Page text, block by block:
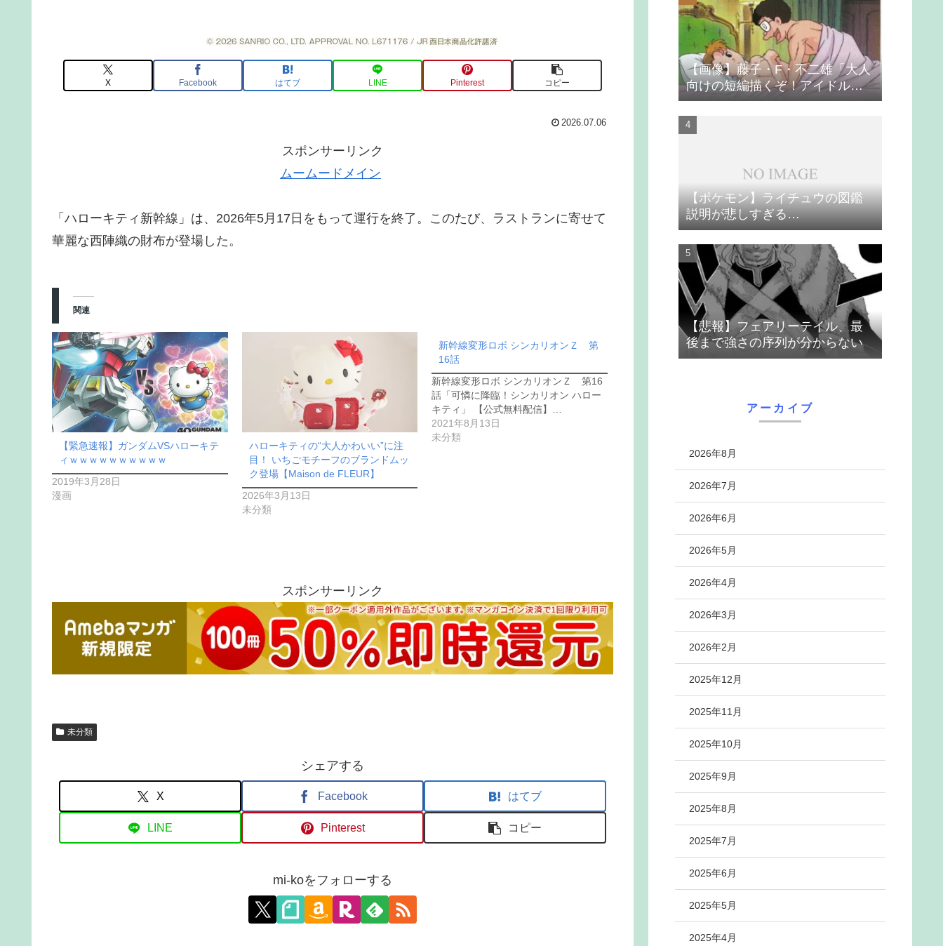
X Facebook はてブ LINE Pinterest コピー
2026.07.06
スポンサーリンク
ムームードメイン
「ハローキティ新幹線」は、2026年5月17日をもって運行を終了。このたび、ラストランに寄せて
華麗な西陣織の財布が登場した。
関連
【緊急速報】ガンダムVSハローキテ
ィｗｗｗｗｗｗｗｗｗｗ
2019年3月28日
漫画
ハローキティの“大人かわいい”に注
目！ いちごモチーフのブランドムッ
ク登場【Maison de FLEUR】
2026年3月13日
未分類
新幹線変形ロボ シンカリオンＺ 第
16話
新幹線変形ロボ シンカリオンＺ 第16
話「可憐に降臨！シンカリオン ハロー
キティ」 【公式無料配信】…
2021年8月13日
未分類
スポンサーリンク
未分類
シェアする
X Facebook はてブ
LINE Pinterest コピー
mi-koをフォローする
【画像】藤子・F・不二雄「大人
向けの短編描くぞ！アイドルが
無理やり抱かれるシーン入れ
よ」
【ポケモン】ライチュウの図鑑
説明が悲しすぎる…
【悲報】フェアリーテイル、最
後まで強さの序列が分からない
アーカイブ
2026年8月
2026年7月
2026年6月
2026年5月
2026年4月
2026年3月
2026年2月
2025年12月
2025年11月
2025年10月
2025年9月
2025年8月
2025年7月
2025年6月
2025年5月
2025年4月